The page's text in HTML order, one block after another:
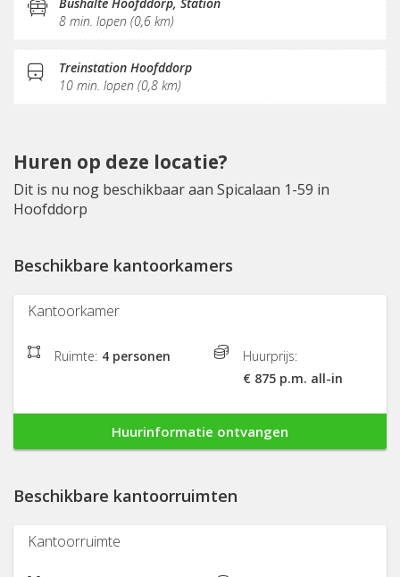
Pantry
Schoonmaak
8 min. lopen (0,6 km)
Treinstation Hoofddorp
10 min. lopen (0,8 km)
Huren op deze locatie?
Dit is nu nog beschikbaar aan Spicalaan 1-59 in
Hoofddorp
Beschikbare kantoorkamers
Kantoorkamer
Ruimte: 4 personen
Huurprijs:
€ 875 p.m. all-in
Huurinformatie ontvangen
Beschikbare kantoorruimten
Kantoorruimte